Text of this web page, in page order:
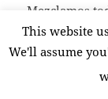
Mezclamos
en una
Formamos
rallado,
con
This website
We'll assume